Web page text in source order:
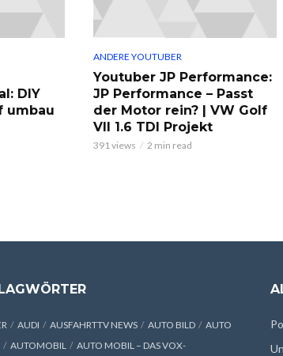
DIY
umbau
ANDERE YOUTUBER
Youtuber JP Performance:
JP Performance – Passt
der Motor rein? | VW Golf
VII 1.6 TDI Projekt
391 views 2 min read
AUDI AUSFAHRTTV NEWS AUTO BILD
AUTO
AUTOMOBIL
AUTO MOBIL – DAS VOX-